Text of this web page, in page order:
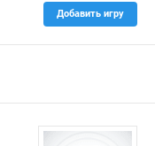
Добавить игру